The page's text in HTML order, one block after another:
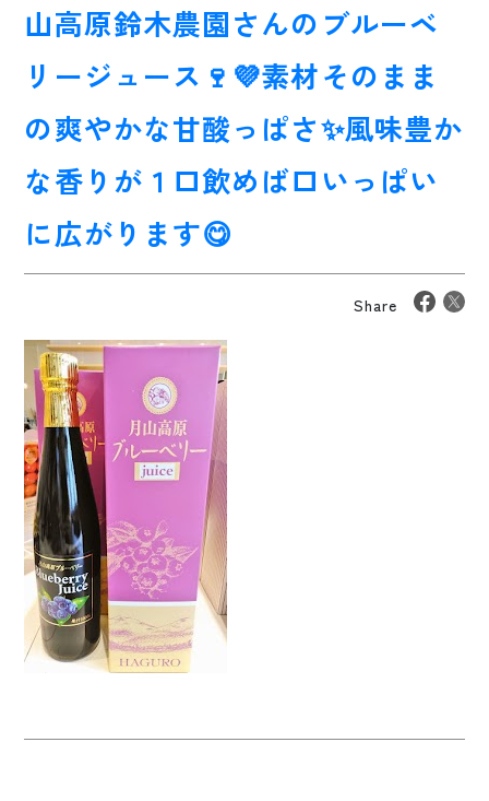
山高原鈴木農園さんのブルーベ
リージュース🍷💜素材そのまま
の爽やかな甘酸っぱさ✨風味豊か
な香りが１口飲めば口いっぱい
に広がります😋
Share